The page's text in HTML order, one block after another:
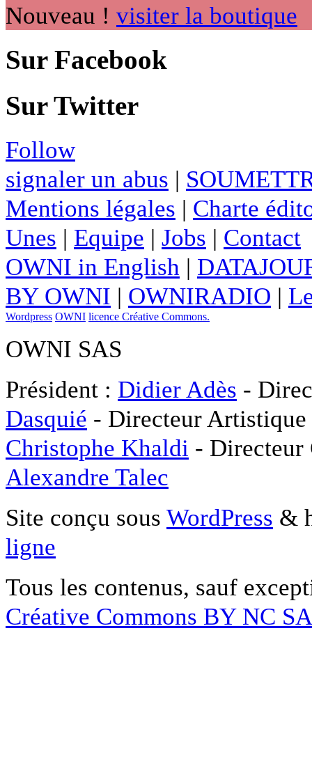
Nouveau ! visiter la boutique
Sur Facebook
Sur Twitter
Follow
signaler un abus |
Mentions légales | Charte
Unes | Equipe | Jobs | Contact
OWNI in English |
BY OWNI | OWNIRADIO |
Wordpress OWNI licence Créative Commons.
OWNI SAS
Président : Didier Adès -
Dasquié - Directeur
Christophe Khaldi -
Alexandre Talec
Site conçu sous WordPress &
ligne
Tous les contenus, sauf
Créative Commons BY NC SA